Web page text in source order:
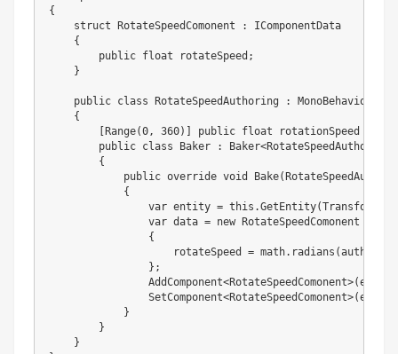
{
    struct RotateSpeedComonent : IComponentData
    {
        public float rotateSpeed;
    }
    public class RotateSpeedAuthoring : MonoBehaviour
    {
[Range(0, 360)] public float rotationSpeed =
        public class Baker : Baker<RotateSpeedAuthoring>
        {
public override void
            {
var entity =
                var data = new RotateSpeedComonent
                {
rotateSpeed =
                };
            }
        }
    }